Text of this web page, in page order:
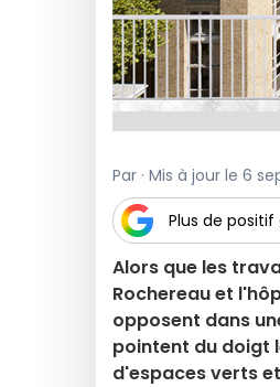
Par · Mis à jour le 6
Plus de positif
Alors que les
Rochereau et
opposent dans
pointent du doigt
d'espaces verts